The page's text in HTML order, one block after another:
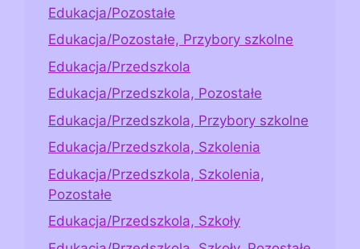
Edukacja/Pozostałe
Edukacja/Pozostałe, Przybory szkolne
Edukacja/Przedszkola
Edukacja/Przedszkola, Pozostałe
Edukacja/Przedszkola, Przybory szkolne
Edukacja/Przedszkola, Szkolenia
Edukacja/Przedszkola, Szkolenia,
Pozostałe
Edukacja/Przedszkola, Szkoły